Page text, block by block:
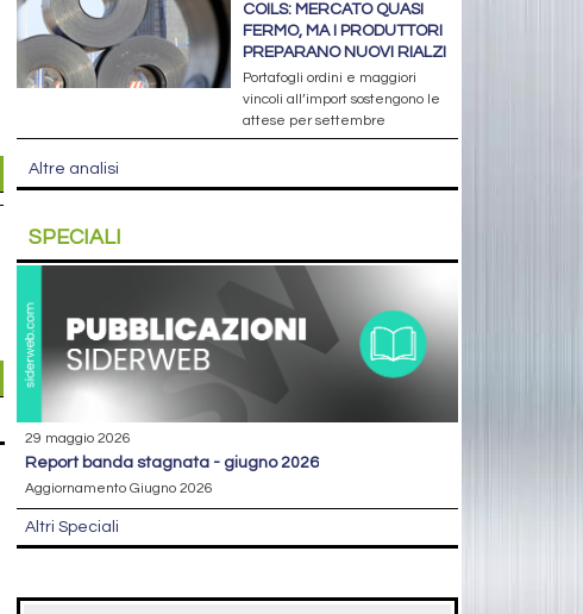
COILS: MERCATO QUASI
FERMO, MA I PRODUTTORI
PREPARANO NUOVI RIALZI
Portafogli ordini e maggiori
vincoli all’import sostengono le
attese per settembre
Altre analisi
SPECIALI
29 maggio 2026
report banda stagnata - giugno 2026
Aggiornamento Giugno 2026
Altri Speciali